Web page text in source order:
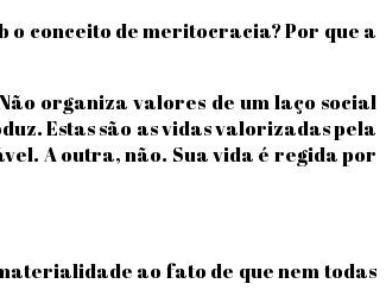
o conceito de meritocracia? Por que a
organiza valores de um laço social
Estas são as vidas valorizadas pela
A outra, não. Sua vida é regida por
ao fato de que nem todas